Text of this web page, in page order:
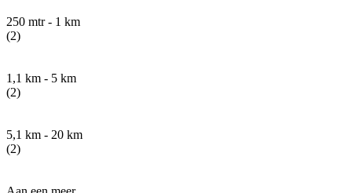
250 mtr - 1 km
(2)
1,1 km - 5 km
(2)
5,1 km - 20 km
(2)